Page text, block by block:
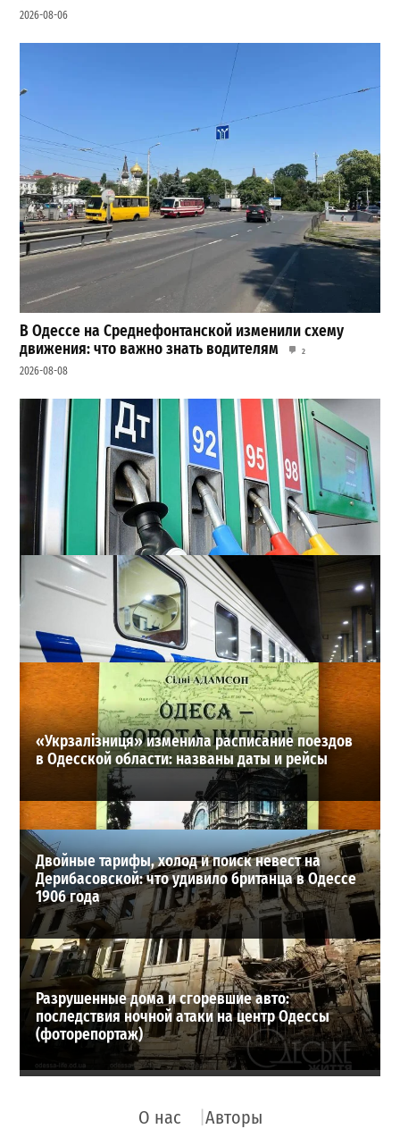
2026-08-06
В Одессе на Среднефонтанской изменили схему
движения: что важно знать водителям
2
2026-08-08
Неприятный сюрприз для водителей Одессы: на АЗС
снова взлетели цены
2026-07-28
ВИБОР РЕДАКЦИИ
«Укрзалізниця» изменила расписание поездов
в Одесской области: названы даты и рейсы
Двойные тарифы, холод и поиск невест на
Дерибасовской: что удивило британца в Одессе
1906 года
Разрушенные дома и сгоревшие авто:
последствия ночной атаки на центр Одессы
(фоторепортаж)
О нас Авторы